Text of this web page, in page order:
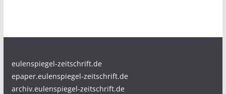
eulenspiegel-zeitschrift.de
epaper.eulenspiegel-zeitschrift.de
archiv.eulenspiegel-zeitschrift.de